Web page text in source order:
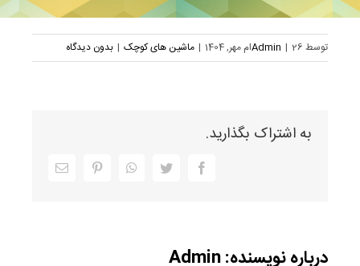
توسط Admin | 26ام مهر, 1404 | ماشین های کوچک | بدون دیدگاه
به اشتراک بگذارید.
Facebook
Twitter
WhatsApp
Pinterestایمیل
درباره نویسنده:Admin